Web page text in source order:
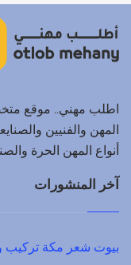
اطلب مهني.. موقع
المهن والفنيين
أنواع المهن الحرة
آخر المنشورات
بيوت شعر مكة تركيب